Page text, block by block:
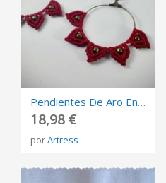
Pendientes De Aro En Macramé. Varios Colores Disponibles
18,98 €
porArtress